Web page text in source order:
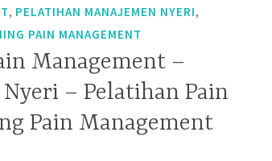
, PELATIHAN MANAJEMEN NYERI,
PAIN MANAGEMENT
Management –
– Pelatihan Pain
Pain Management